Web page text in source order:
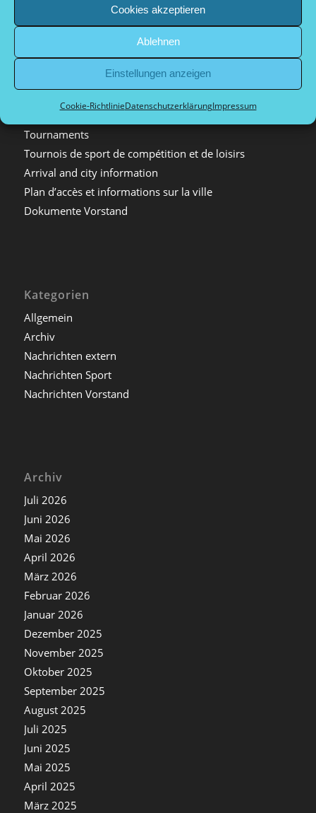
Cookies akzeptieren
Ablehnen
Einstellungen anzeigen
Cookie-RichtlinieDatenschutzerklärungImpressum
Pétanque in Deutschland
Verwandte Sportarten
Firmenveranstaltungen
Tournaments
Tournois de sport de compétition et de loisirs
Arrival and city information
Plan d’accès et informations sur la ville
Dokumente Vorstand
Kategorien
Allgemein
Archiv
Nachrichten extern
Nachrichten Sport
Nachrichten Vorstand
Archiv
Juli 2026
Juni 2026
Mai 2026
April 2026
März 2026
Februar 2026
Januar 2026
Dezember 2025
November 2025
Oktober 2025
September 2025
August 2025
Juli 2025
Juni 2025
Mai 2025
April 2025
März 2025